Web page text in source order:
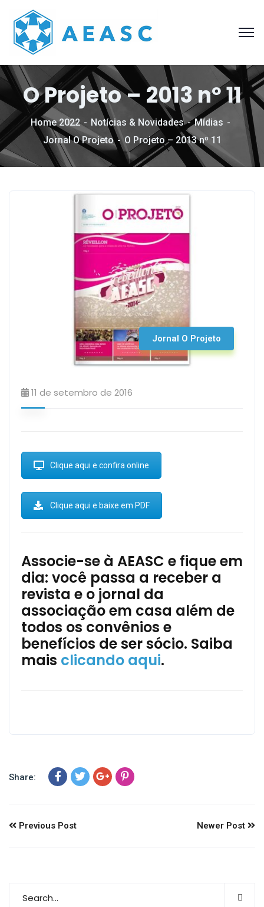
O Projeto – 2013 nº 11
Home 2022 Notícias & Novidades
Mídias
Jornal O Projeto
O Projeto – 2013 nº 11
Jornal O Projeto
11 de setembro de 2016
Clique aqui e confira online
Clique aqui e baixe em PDF
Associe-se à AEASC e fique em
dia: você passa a receber a
revista e o jornal da
associação em casa além de
todos os convênios e
benefícios de ser sócio. Saiba
mais clicando aqui.
Share:
Previous Post Newer Post